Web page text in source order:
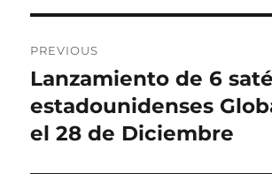
navigation
PREVIOUS
Previous
post:
Lanzamiento de 6
estadounidenses
el 28 de Diciembre